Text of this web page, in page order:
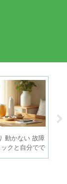
動かない 故障
ックと自分でで